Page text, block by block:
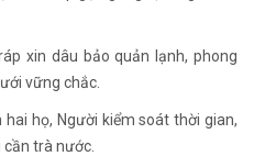
xin dâu bảo quản lạnh, phong
vững chắc.
hai họ, Người kiểm soát thời gian,
trà nước.